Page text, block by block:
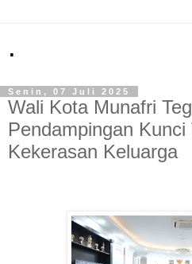
.
Senin, 07 Juli 2025
Wali Kota Munafri
Pendampingan Kunci
Kekerasan Keluarga